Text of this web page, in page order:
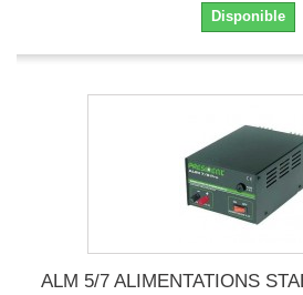
Disponible
ALM 5/7 ALIMENTATIONS